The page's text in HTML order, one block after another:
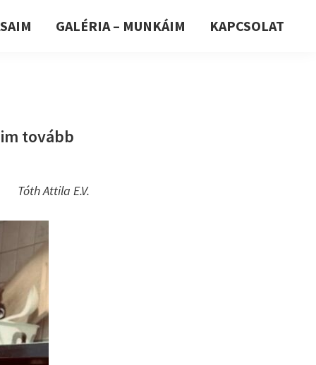
GALÉRIA – MUNKÁIM KAPCSOLAT
tovább
Tóth Attila E.V.